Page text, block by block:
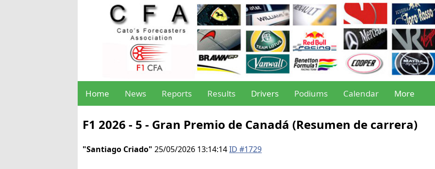
Home News Reports Results Drivers Podiums Calendar More
F1 2026 - 5 - Gran Premio de Canadá (Resumen de carrera)
"Santiago Criado"25/05/2026 13:14:14ID #1729